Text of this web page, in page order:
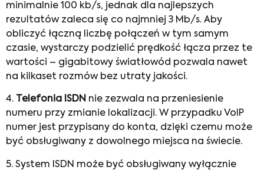
minimalnie 100 kb/s, jednak dla najlepszych
rezultatów zaleca się co najmniej 3 Mb/s. Aby
obliczyć łączną liczbę połączeń w tym samym
czasie, wystarczy podzielić prędkość łącza przez te
wartości – gigabitowy światłowód pozwala nawet
na kilkaset rozmów bez utraty jakości.
4. Telefonia ISDN nie zezwala na przeniesienie
numeru przy zmianie lokalizacji. W przypadku VoIP
numer jest przypisany do konta, dzięki czemu może
być obsługiwany z dowolnego miejsca na świecie.
5. System ISDN może być obsługiwany wyłącznie